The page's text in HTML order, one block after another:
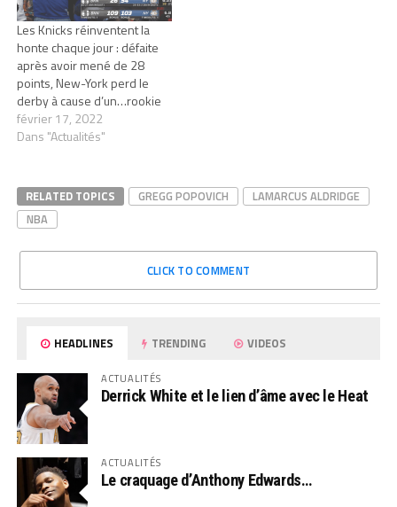
Les Knicks réinventent la
honte chaque jour : défaite
après avoir mené de 28
points, New-York perd le
derby à cause d’un…rookie
février 17, 2022
Dans "Actualités"
RELATED TOPICS GREGG POPOVICH
LAMARCUS ALDRIDGE
NBA
CLICK TO COMMENT
HEADLINES TRENDING VIDEOS
ACTUALITÉS
Derrick White et le lien d’âme avec le Heat
ACTUALITÉS
Le craquage d’Anthony Edwards…